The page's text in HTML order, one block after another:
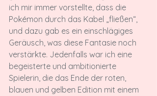
ich mir immer vorstellte, dass die
Pokémon durch das Kabel „fließen“,
und dazu gab es ein einschlägiges
Geräusch, was diese Fantasie noch
verstärkte. Jedenfalls war ich eine
begeisterte und ambitionierte
Spielerin, die das Ende der roten,
blauen und gelben Edition mit einem